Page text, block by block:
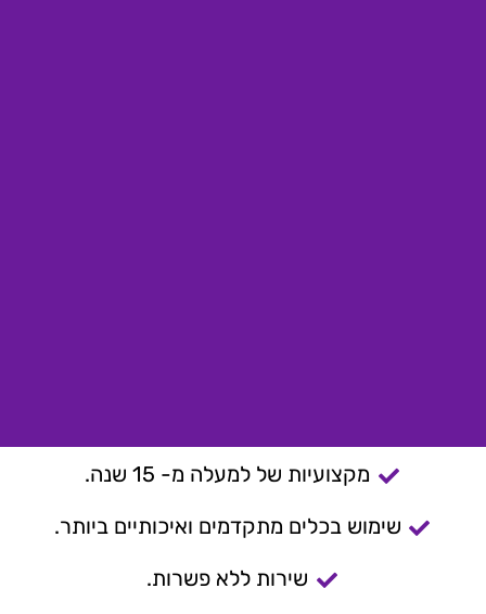
מקצועיות של למעלה מ- 15 שנה.
שימוש בכלים מתקדמים ואיכותיים ביותר.
שירות ללא פשרות.